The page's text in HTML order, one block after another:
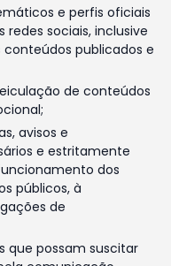
e perfis oficiais
redes sociais, inclusive
publicados e
de conteúdos
avisos e
e estritamente
dos
públicos, à
de
que possam suscitar